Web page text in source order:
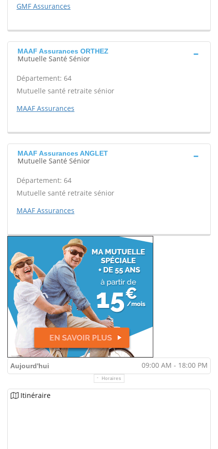
GMF Assurances
MAAF Assurances ORTHEZ
Mutuelle Santé Sénior
Département: 64
Mutuelle santé retraite sénior
MAAF Assurances
MAAF Assurances ANGLET
Mutuelle Santé Sénior
Département: 64
Mutuelle santé retraite sénior
MAAF Assurances
Aujourd'hui 09:00 AM - 18:00 PM
Horaires
Itinéraire